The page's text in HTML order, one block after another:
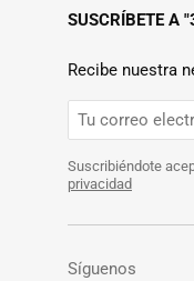
SUSCRÍBETE A
Recibe nuestra
Suscribiéndote
privacidad
Síguenos